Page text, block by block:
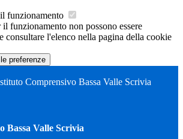
funzionamento
funzionamento non possono essere
consultare l'elenco nella pagina della cookie
preferenze
Comprensivo Bassa Valle Scrivia
Bassa Valle Scrivia